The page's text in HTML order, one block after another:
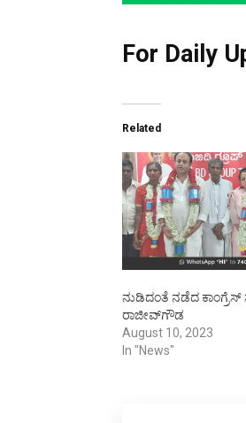
For Daily
Related
ನುಡಿದಂತೆ ನಡೆದ ಕಾಂಗ್ರೆಸ್
ರಾಜೀವ್‍ಗೌಡ
August 10, 2023
In "News"